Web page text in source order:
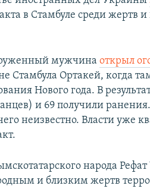
в Стамбуле среди жертв
мужчинаоткрыл
Стамбула Ортакей, когда
Нового года. В
и 69 получили
неизвестно. Власти уже
народа
и близким жертв